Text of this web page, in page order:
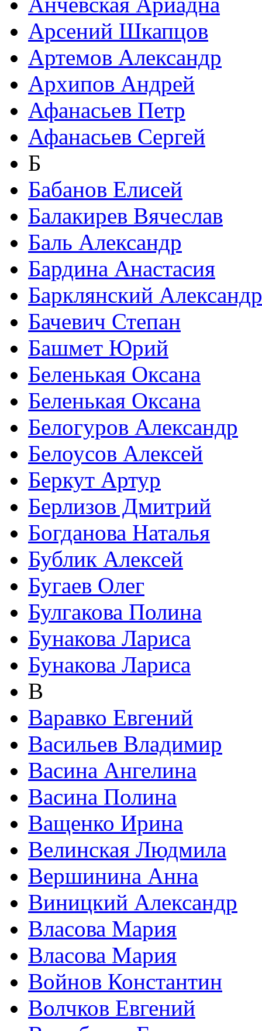
Арсений Шкапцов
Артемов Александр
Архипов Андрей
Афанасьев Петр
Афанасьев Сергей
Б
Бабанов Елисей
Балакирев Вячеслав
Баль Александр
Бардина Анастасия
Барклянский Александр
Бачевич Степан
Башмет Юрий
Беленькая Оксана
Беленькая Оксана
Белогуров Александр
Белоусов Алексей
Беркут Артур
Берлизов Дмитрий
Богданова Наталья
Бублик Алексей
Бугаев Олег
Булгакова Полина
Бунакова Лариса
Бунакова Лариса
В
Варавко Евгений
Васильев Владимир
Васина Ангелина
Васина Полина
Ващенко Ирина
Велинская Людмила
Вершинина Анна
Виницкий Александр
Власова Мария
Власова Мария
Войнов Константин
Волчков Евгений